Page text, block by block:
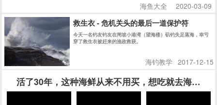
海鱼大全 2020-03-09
救生衣 - 危机关头的最后一道保护符
今天一名钓友钓友在闸坡小港湾（望海楼）矶钓失足落海，幸亏
穿了救生衣被赶来的渔政救获。
海钓教学 2017-12-15
活了30年，这种海鲜从来不用买，想吃就去海边挖